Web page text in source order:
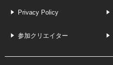
Privacy Policy
参加クリエイター